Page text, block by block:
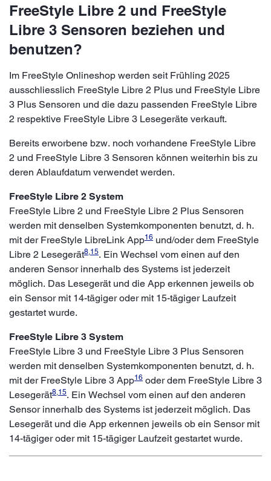
FreeStyle Libre 2 und FreeStyle
Libre 3 Sensoren beziehen und
benutzen?
Im FreeStyle Onlineshop werden seit Frühling 2025
ausschliesslich FreeStyle Libre 2 Plus und FreeStyle Libre
3 Plus Sensoren und die dazu passenden FreeStyle Libre
2 respektive FreeStyle Libre 3 Lesegeräte verkauft.
Bereits erworbene bzw. noch vorhandene FreeStyle Libre
2 und FreeStyle Libre 3 Sensoren können weiterhin bis zu
deren Ablaufdatum verwendet werden.
FreeStyle Libre 2 System
FreeStyle Libre 2 und FreeStyle Libre 2 Plus Sensoren
werden mit denselben Systemkomponenten benutzt, d. h.
mit der FreeStyle LibreLink App16 und/oder dem FreeStyle
Libre 2 Lesegerät8,15. Ein Wechsel vom einen auf den
anderen Sensor innerhalb des Systems ist jederzeit
möglich. Das Lesegerät und die App erkennen jeweils ob
ein Sensor mit 14-tägiger oder mit 15-tägiger Laufzeit
gestartet wurde.
FreeStyle Libre 3 System
FreeStyle Libre 3 und FreeStyle Libre 3 Plus Sensoren
werden mit denselben Systemkomponenten benutzt, d. h.
mit der FreeStyle Libre 3 App16 oder dem FreeStyle Libre 3
Lesegerät8,15. Ein Wechsel vom einen auf den anderen
Sensor innerhalb des Systems ist jederzeit möglich. Das
Lesegerät und die App erkennen jeweils ob ein Sensor mit
14-tägiger oder mit 15-tägiger Laufzeit gestartet wurde.